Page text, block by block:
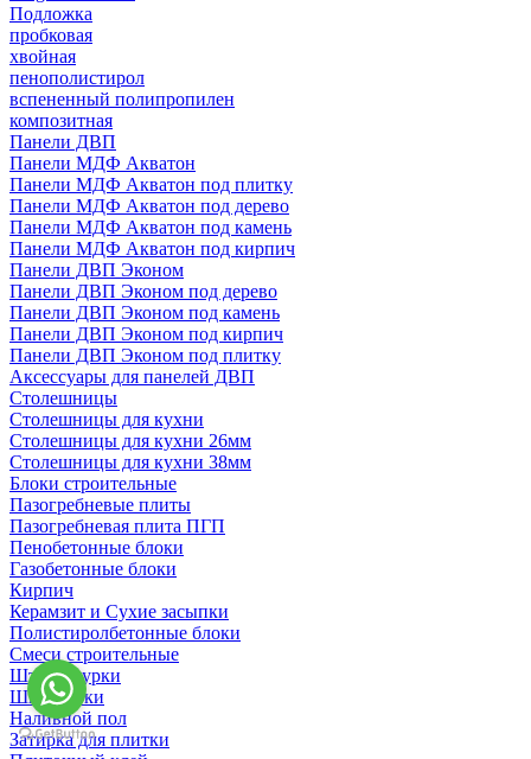
Подложка
пробковая
хвойная
пенополистирол
вспененный полипропилен
композитная
Панели ДВП
Панели МДФ Акватон
Панели МДФ Акватон под плитку
Панели МДФ Акватон под дерево
Панели МДФ Акватон под камень
Панели МДФ Акватон под кирпич
Панели ДВП Эконом
Панели ДВП Эконом под дерево
Панели ДВП Эконом под камень
Панели ДВП Эконом под кирпич
Панели ДВП Эконом под плитку
Аксессуары для панелей ДВП
Столешницы
Столешницы для кухни
Столешницы для кухни 26мм
Столешницы для кухни 38мм
Блоки строительные
Пазогребневые плиты
Пазогребневая плита ПГП
Пенобетонные блоки
Газобетонные блоки
Кирпич
Керамзит и Сухие засыпки
Полистиролбетонные блоки
Смеси строительные
Штукартурки
Шпаклевки
Наливной пол
Затирка для плитки